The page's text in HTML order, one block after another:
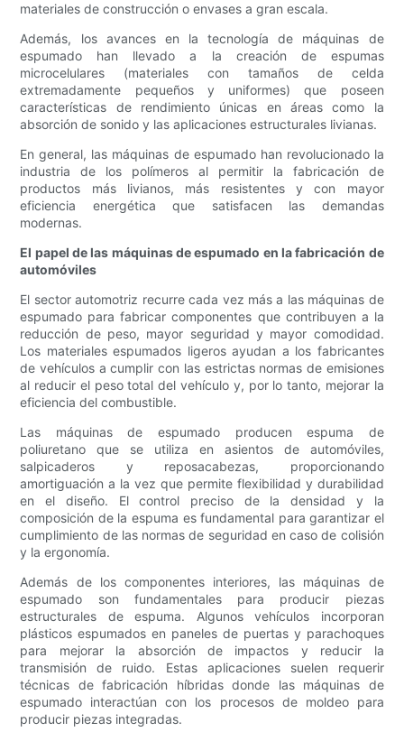
materiales de construcción o envases a gran escala.
Además, los avances en la tecnología de máquinas de
espumado han llevado a la creación de espumas
microcelulares (materiales con tamaños de celda
extremadamente pequeños y uniformes) que poseen
características de rendimiento únicas en áreas como la
absorción de sonido y las aplicaciones estructurales livianas.
En general, las máquinas de espumado han revolucionado la
industria de los polímeros al permitir la fabricación de
productos más livianos, más resistentes y con mayor
eficiencia energética que satisfacen las demandas
modernas.
El papel de las máquinas de espumado en la fabricación de
automóviles
El sector automotriz recurre cada vez más a las máquinas de
espumado para fabricar componentes que contribuyen a la
reducción de peso, mayor seguridad y mayor comodidad.
Los materiales espumados ligeros ayudan a los fabricantes
de vehículos a cumplir con las estrictas normas de emisiones
al reducir el peso total del vehículo y, por lo tanto, mejorar la
eficiencia del combustible.
Las máquinas de espumado producen espuma de
poliuretano que se utiliza en asientos de automóviles,
salpicaderos y reposacabezas, proporcionando
amortiguación a la vez que permite flexibilidad y durabilidad
en el diseño. El control preciso de la densidad y la
composición de la espuma es fundamental para garantizar el
cumplimiento de las normas de seguridad en caso de colisión
y la ergonomía.
Además de los componentes interiores, las máquinas de
espumado son fundamentales para producir piezas
estructurales de espuma. Algunos vehículos incorporan
plásticos espumados en paneles de puertas y parachoques
para mejorar la absorción de impactos y reducir la
transmisión de ruido. Estas aplicaciones suelen requerir
técnicas de fabricación híbridas donde las máquinas de
espumado interactúan con los procesos de moldeo para
producir piezas integradas.